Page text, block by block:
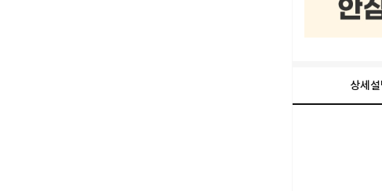
상세설